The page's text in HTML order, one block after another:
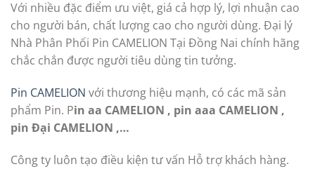
Với nhiều đặc điểm ưu việt, giá cả hợp lý, lợi nhuận cao
cho người bán, chất lượng cao cho người dùng. Đại lý
Nhà Phân Phối Pin CAMELION Tại Đồng Nai chính hãng
chắc chắn được người tiêu dùng tin tưởng.
Pin CAMELION với thương hiệu mạnh, có các mã sản
phẩm Pin. Pin aa CAMELION , pin aaa CAMELION ,
pin Đại CAMELION ,…
Công ty luôn tạo điều kiện tư vấn Hỗ trợ khách hàng.